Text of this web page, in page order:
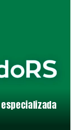
especializada